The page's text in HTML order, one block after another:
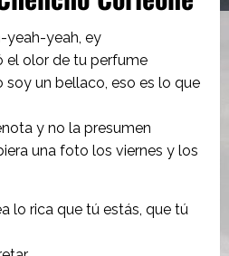
yeah-yeah, ey
el olor de tu perfume
soy un bellaco, eso es lo que
y no la presumen
una foto los viernes y los
lo rica que tú estás, que tú